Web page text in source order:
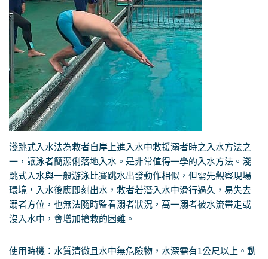
淺跳式入水法為救者自岸上進入水中救援溺者時之入水方法之
一，讓泳者簡潔俐落地入水。是非常值得一學的入水方法。淺
跳式入水與一般游泳比賽跳水出發動作相似，但需先觀察現場
環境，入水後應即刻出水，救者若潛入水中滑行過久，易失去
溺者方位，也無法隨時監看溺者狀況，萬一溺者被水流帶走或
沒入水中，會增加搶救的困難。
使用時機：水質清徹且水中無危險物，水深需有1公尺以上。動